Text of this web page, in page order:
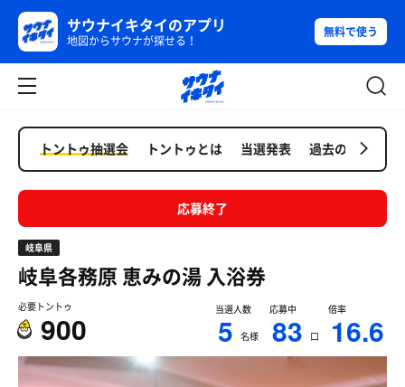
サウナイキタイのアプリ
地図からサウナが探せる！
無料で使う
トントゥ抽選会 トントゥとは 当選発表 過去の抽選会
応募終了
岐阜県
岐阜各務原 恵みの湯入浴券
必要トントゥ
900
当選人数
5 名様
応募中
83 口
倍率
16.6